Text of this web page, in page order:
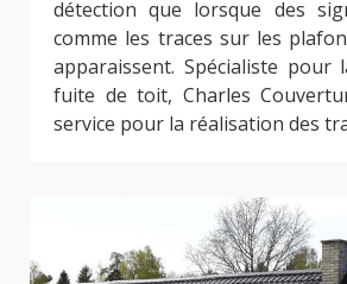
détection que lorsque des
comme les traces sur les
apparaissent. Spécialiste pour
fuite de toit, Charles
service pour la réalisation des